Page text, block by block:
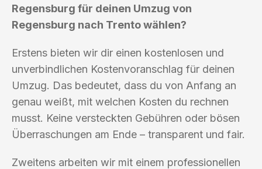
Regensburg für deinen Umzug von
Regensburg nach Trento wählen?
Erstens bieten wir dir einen kostenlosen und
unverbindlichen Kostenvoranschlag für deinen
Umzug. Das bedeutet, dass du von Anfang an
genau weißt, mit welchen Kosten du rechnen
musst. Keine versteckten Gebühren oder bösen
Überraschungen am Ende – transparent und fair.
Zweitens arbeiten wir mit einem professionellen